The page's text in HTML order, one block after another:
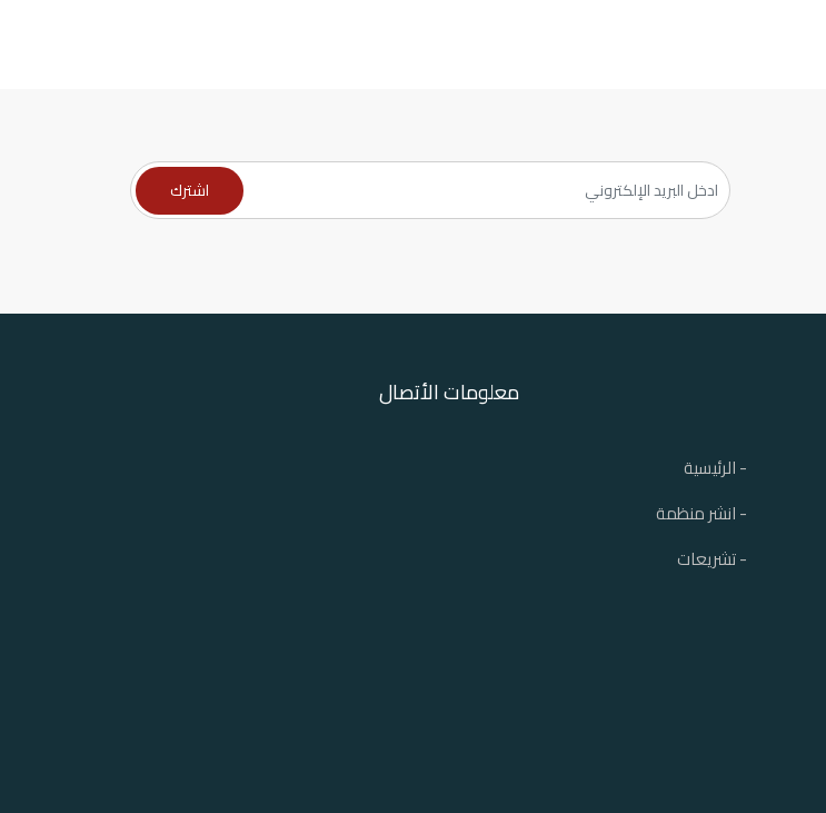
- الرئيسية
- انشر منظمة
- تشريعات
معلومات الأتصال